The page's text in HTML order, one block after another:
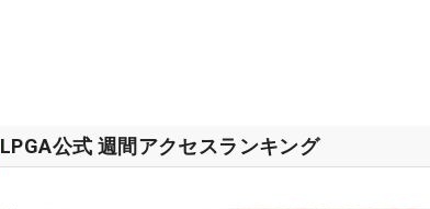
LPGA公式 週間アクセスランキング